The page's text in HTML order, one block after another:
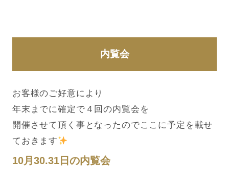
内覧会
お客様のご好意により
年末までに確定で４回の内覧会を
開催させて頂く事となったのでここに予定を載せ
ておきます
10月30.31日の内覧会